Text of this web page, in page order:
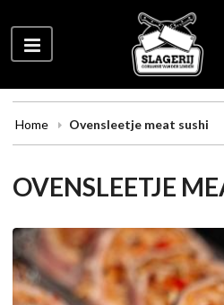
Home Ovensleetje meat sushi
OVENSLEETJE